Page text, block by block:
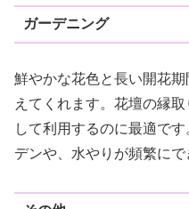
ガーデニング
鮮やかな花色と長い開花
えてくれます。花壇の縁
して利用するのに最適で
デンや、水やりが頻繁にで